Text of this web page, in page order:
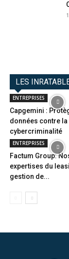
LES
ENTREPRISES
Capgemini :
données contre la
cybercriminalité
ENTREPRISES
Factum Group:
expertises du
gestion de...